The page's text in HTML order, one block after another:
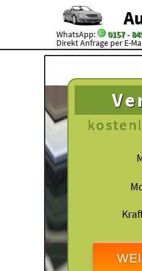
WhatsApp: 0157 -
Direkt Anfrage per E-